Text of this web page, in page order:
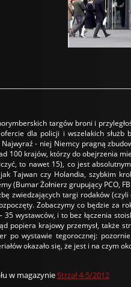
targów broni i
dla policji i wszelakich służb
- niej Niemcy pragną
100 krajów, którzy do obejrzenia
to nawet 15), co jest
Tajwan czy Holandia, szybkim
(Bumar Żołnierz grupujący PCO,
zwiedzających targi rodaków
Zobaczymy co będzie za
35 wystawców, i to bez łączenia
popiera krajowy przemysł, także
po wystawie tegorocznej:
okazało się, że jest i na czym
w magazynieStrzał 4-5/2012